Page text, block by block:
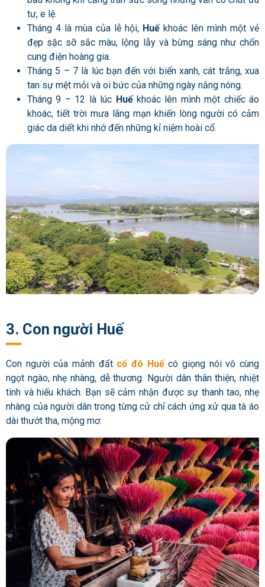
tư, e lệ.
Tháng 4 là mùa của lễ hội, Huếkhoác lên mình một vẻ
đẹp sặc sỡ sắc màu, lộng lẫy và bừng sáng như chốn
cung điện hoàng gia.
Tháng 5 – 7 là lúc bạn đến với biển xanh, cát trắng, xua
tan sự mệt mỏi và oi bức của những ngày nắng nóng.
Tháng 9 – 12 là lúc Huếkhoác lên mình một chiếc áo
khoác, tiết trời mưa lãng mạn khiến lòng người có cảm
giác da diết khi nhớ đến những kỉ niệm hoài cổ.
3. Con người Huế
Con người của mảnh đất cố đô Huếcó giọng nói vô cùng
ngọt ngào, nhẹ nhàng, dễ thương. Người dân thân thiện, nhiệt
tình và hiếu khách. Bạn sẽ cảm nhận được sự thanh tao, nhẹ
nhàng của người dân trong từng cử chỉ cách ứng xử qua tà áo
dài thướt tha, mộng mơ.